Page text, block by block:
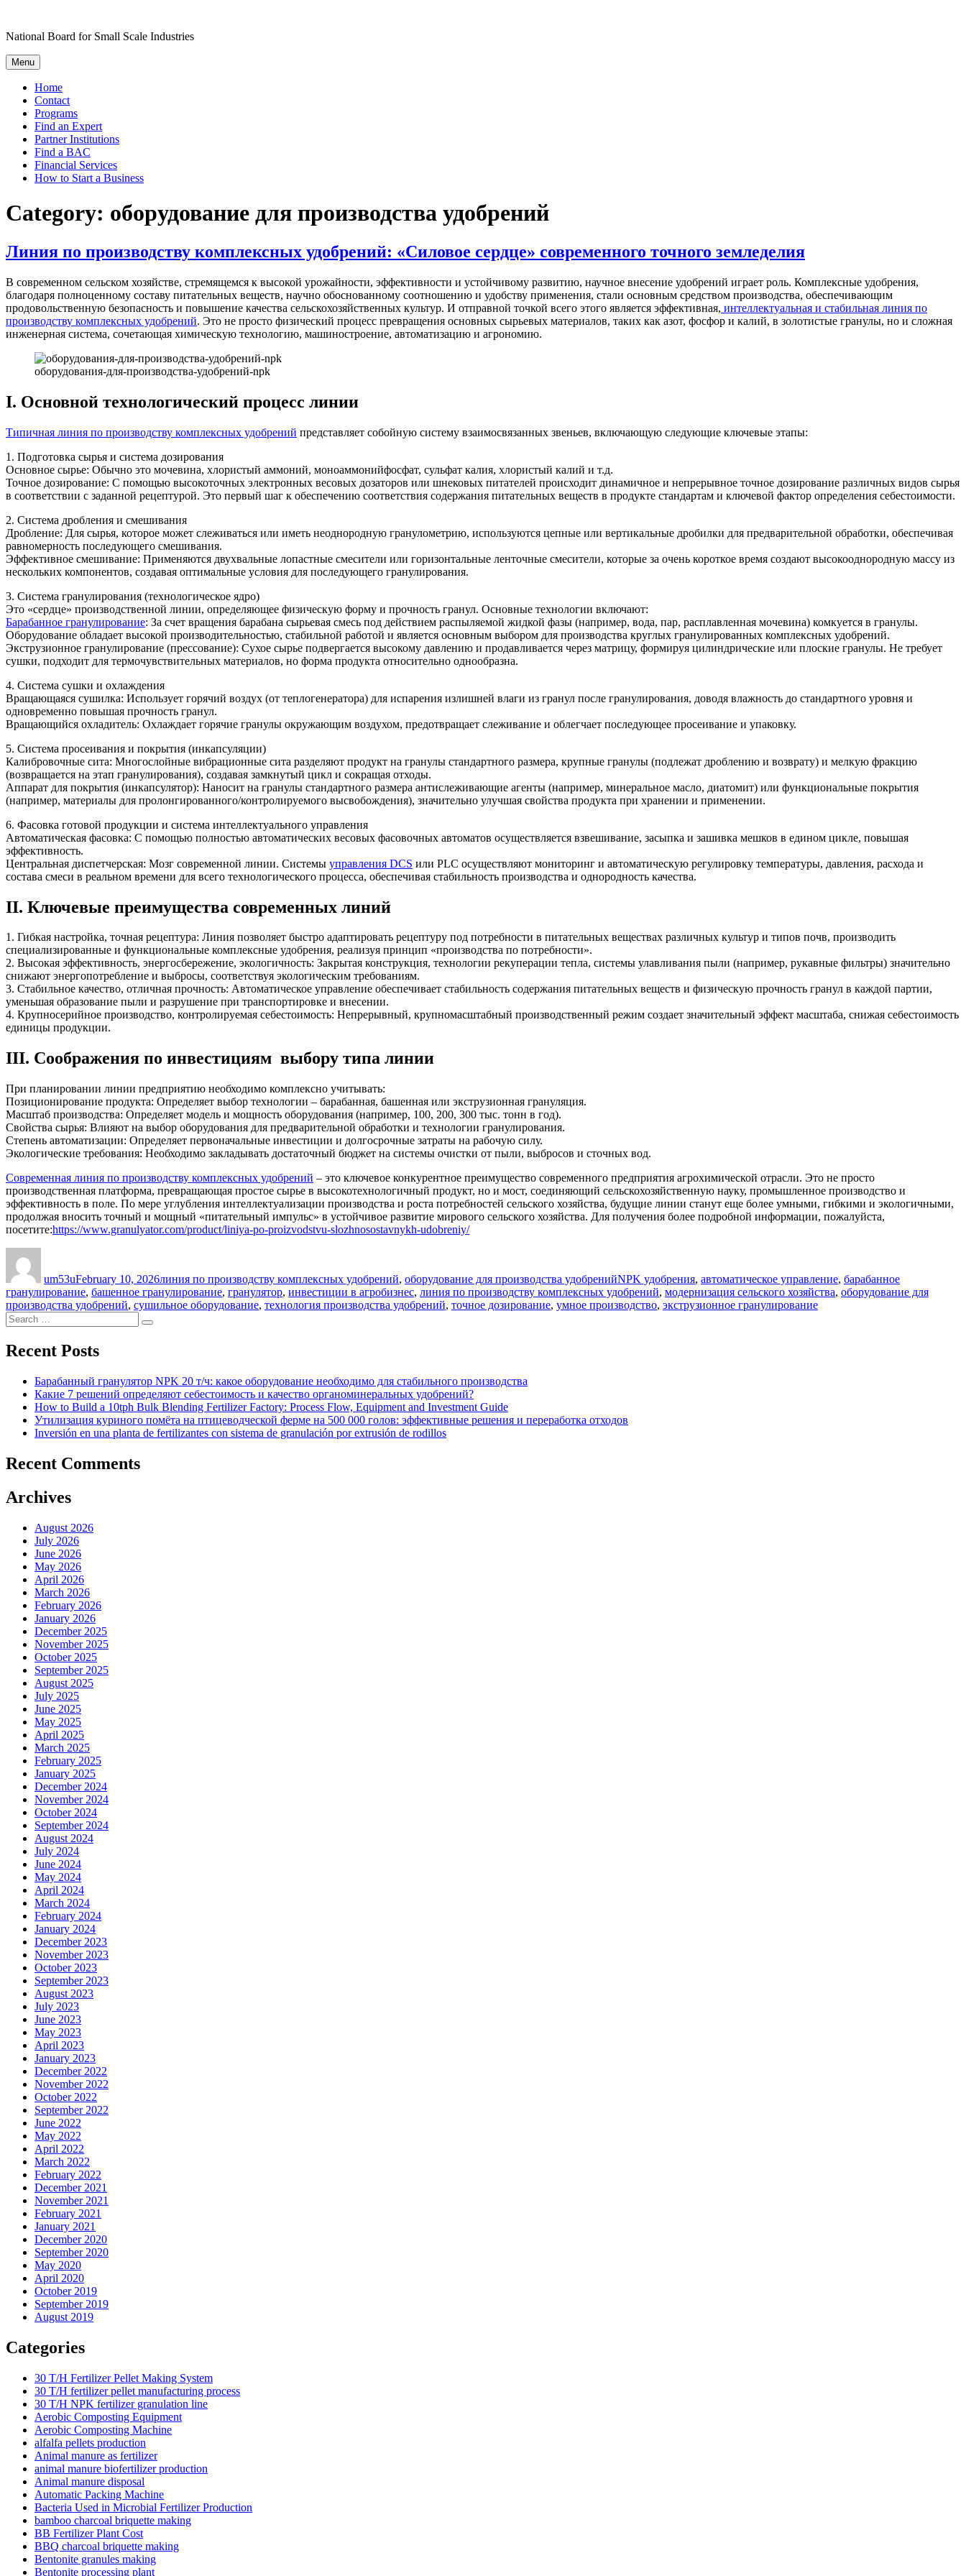
content
National Board for Small Scale Industries
Menu
Home
Contact
Programs
Find an Expert
Partner Institutions
Find a BAC
Financial Services
How to Start a Business
Category: оборудование для производства удобрений
Линия по производству комплексных удобрений: «Силовое сердце» современного точного земледелия
В современном сельском хозяйстве, стремящемся к высокой урожайности, эффективности и устойчивому развитию, научное внесение удобрений играет роль. Комплексные удобрения,
благодаря полноценному составу питательных веществ, научно обоснованному соотношению и удобству применения, стали основным средством производства, обеспечивающим
продовольственную безопасность и повышение качества сельскохозяйственных культур. И отправной точкой всего этого является эффективная, интеллектуальная и стабильная линия по
производству комплексных удобрений. Это не просто физический процесс превращения основных сырьевых материалов, таких как азот, фосфор и калий, в золотистые гранулы, но и сложная
инженерная система, сочетающая химическую технологию, машиностроение, автоматизацию и агрономию.
оборудования-для-производства-удобрений-npk
I. Основной технологический процесс линии
Типичная линия по производству комплексных удобрений представляет собойную систему взаимосвязанных звеньев, включающую следующие ключевые этапы:
1. Подготовка сырья и система дозирования
Основное сырье: Обычно это мочевина, хлористый аммоний, моноаммонийфосфат, сульфат калия, хлористый калий и т.д.
Точное дозирование: С помощью высокоточных электронных весовых дозаторов или шнековых питателей происходит динамичное и непрерывное точное дозирование различных видов сырья
в соответствии с заданной рецептурой. Это первый шаг к обеспечению соответствия содержания питательных веществ в продукте стандартам и ключевой фактор определения себестоимости.
2. Система дробления и смешивания
Дробление: Для сырья, которое может слеживаться или иметь неоднородную гранулометрию, используются цепные или вертикальные дробилки для предварительной обработки, обеспечивая
равномерность последующего смешивания.
Эффективное смешивание: Применяются двухвальные лопастные смесители или горизонтальные ленточные смесители, которые за очень короткое время создают высокооднородную массу из
нескольких компонентов, создавая оптимальные условия для последующего гранулирования.
3. Система гранулирования (технологическое ядро)
Это «сердце» производственной линии, определяющее физическую форму и прочность гранул. Основные технологии включают:
Барабанное гранулирование: За счет вращения барабана сырьевая смесь под действием распыляемой жидкой фазы (например, вода, пар, расплавленная мочевина) комкуется в гранулы.
Оборудование обладает высокой производительностью, стабильной работой и является основным выбором для производства круглых гранулированных комплексных удобрений.
Экструзионное гранулирование (прессование): Сухое сырье подвергается высокому давлению и продавливается через матрицу, формируя цилиндрические или плоские гранулы. Не требует
сушки, подходит для термочувствительных материалов, но форма продукта относительно однообразна.
4. Система сушки и охлаждения
Вращающаяся сушилка: Использует горячий воздух (от теплогенератора) для испарения излишней влаги из гранул после гранулирования, доводя влажность до стандартного уровня и
одновременно повышая прочность гранул.
Вращающийся охладитель: Охлаждает горячие гранулы окружающим воздухом, предотвращает слеживание и облегчает последующее просеивание и упаковку.
5. Система просеивания и покрытия (инкапсуляции)
Калибровочные сита: Многослойные вибрационные сита разделяют продукт на гранулы стандартного размера, крупные гранулы (подлежат дроблению и возврату) и мелкую фракцию
(возвращается на этап гранулирования), создавая замкнутый цикл и сокращая отходы.
Аппарат для покрытия (инкапсулятор): Наносит на гранулы стандартного размера антислеживающие агенты (например, минеральное масло, диатомит) или функциональные покрытия
(например, материалы для пролонгированного/контролируемого высвобождения), значительно улучшая свойства продукта при хранении и применении.
6. Фасовка готовой продукции и система интеллектуального управления
Автоматическая фасовка: С помощью полностью автоматических весовых фасовочных автоматов осуществляется взвешивание, засыпка и зашивка мешков в едином цикле, повышая
эффективность.
Центральная диспетчерская: Мозг современной линии. Системы управления DCS или PLC осуществляют мониторинг и автоматическую регулировку температуры, давления, расхода и
состава смеси в реальном времени для всего технологического процесса, обеспечивая стабильность производства и однородность качества.
II. Ключевые преимущества современных линий
1. Гибкая настройка, точная рецептура: Линия позволяет быстро адаптировать рецептуру под потребности в питательных веществах различных культур и типов почв, производить
специализированные и функциональные комплексные удобрения, реализуя принцип «производства по потребности».
2. Высокая эффективность, энергосбережение, экологичность: Закрытая конструкция, технологии рекуперации тепла, системы улавливания пыли (например, рукавные фильтры) значительно
снижают энергопотребление и выбросы, соответствуя экологическим требованиям.
3. Стабильное качество, отличная прочность: Автоматическое управление обеспечивает стабильность содержания питательных веществ и физическую прочность гранул в каждой партии,
уменьшая образование пыли и разрушение при транспортировке и внесении.
4. Крупносерийное производство, контролируемая себестоимость: Непрерывный, крупномасштабный производственный режим создает значительный эффект масштаба, снижая себестоимость
единицы продукции.
III. Соображения по инвестициям выбору типа линии
При планировании линии предприятию необходимо комплексно учитывать:
Позиционирование продукта: Определяет выбор технологии – барабанная, башенная или экструзионная грануляция.
Масштаб производства: Определяет модель и мощность оборудования (например, 100, 200, 300 тыс. тонн в год).
Свойства сырья: Влияют на выбор оборудования для предварительной обработки и технологии гранулирования.
Степень автоматизации: Определяет первоначальные инвестиции и долгосрочные затраты на рабочую силу.
Экологические требования: Необходимо закладывать достаточный бюджет на системы очистки от пыли, выбросов и сточных вод.
Современная линия по производству комплексных удобрений – это ключевое конкурентное преимущество современного предприятия агрохимической отрасли. Это не просто
производственная платформа, превращающая простое сырье в высокотехнологичный продукт, но и мост, соединяющий сельскохозяйственную науку, промышленное производство и
эффективность в поле. По мере углубления интеллектуализации производства и роста потребностей сельского хозяйства, будущие линии станут еще более умными, гибкими и экологичными,
продолжая вносить точный и мощный «питательный импульс» в устойчивое развитие мирового сельского хозяйства. Для получения более подробной информации, пожалуйста,
посетите:https://www.granulyator.com/product/liniya-po-proizvodstvu-slozhnosostavnykh-udobreniy/
um53uFebruary 10, 2026линия по производству комплексных удобрений, оборудование для производства удобренийNPK удобрения, автоматическое управление, барабанное
гранулирование, башенное гранулирование, гранулятор, инвестиции в агробизнес, линия по производству комплексных удобрений, модернизация сельского хозяйства, оборудование для
производства удобрений, сушильное оборудование, технология производства удобрений, точное дозирование, умное производство, экструзионное гранулирование
Search
for:
Search
Recent Posts
Барабанный гранулятор NPK 20 т/ч: какое оборудование необходимо для стабильного производства
Какие 7 решений определяют себестоимость и качество органоминеральных удобрений?
How to Build a 10tph Bulk Blending Fertilizer Factory: Process Flow, Equipment and Investment Guide
Утилизация куриного помёта на птицеводческой ферме на 500 000 голов: эффективные решения и переработка отходов
Inversión en una planta de fertilizantes con sistema de granulación por extrusión de rodillos
Recent Comments
Archives
August 2026
July 2026
June 2026
May 2026
April 2026
March 2026
February 2026
January 2026
December 2025
November 2025
October 2025
September 2025
August 2025
July 2025
June 2025
May 2025
April 2025
March 2025
February 2025
January 2025
December 2024
November 2024
October 2024
September 2024
August 2024
July 2024
June 2024
May 2024
April 2024
March 2024
February 2024
January 2024
December 2023
November 2023
October 2023
September 2023
August 2023
July 2023
June 2023
May 2023
April 2023
January 2023
December 2022
November 2022
October 2022
September 2022
June 2022
May 2022
April 2022
March 2022
February 2022
December 2021
November 2021
February 2021
January 2021
December 2020
September 2020
May 2020
April 2020
October 2019
September 2019
August 2019
Categories
30 T/H Fertilizer Pellet Making System
30 T/H fertilizer pellet manufacturing process
30 T/H NPK fertilizer granulation line
Aerobic Composting Equipment
Aerobic Composting Machine
alfalfa pellets production
Animal manure as fertilizer
animal manure biofertilizer production
Animal manure disposal
Automatic Packing Machine
Bacteria Used in Microbial Fertilizer Production
bamboo charcoal briquette making
BB Fertilizer Plant Cost
BBQ charcoal briquette making
Bentonite granules making
Bentonite processing plant